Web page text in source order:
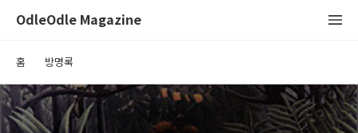
OdleOdle Magazine
홈 방명록